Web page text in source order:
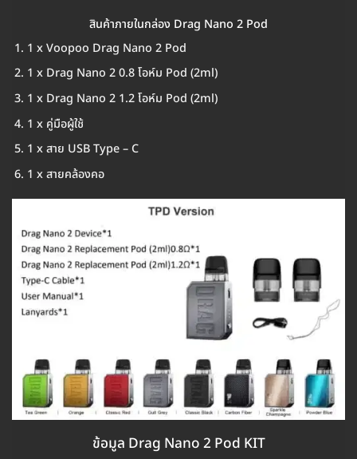
สินค้าภายในกล่อง Drag Nano 2 Pod
1 x Voopoo Drag Nano 2 Pod
1 x Drag Nano 2 0.8 โอห์ม Pod (2ml)
1 x Drag Nano 2 1.2 โอห์ม Pod (2ml)
1 x คู่มือผู้ใช้
1 x สาย USB Type – C
1 x สายคล้องคอ
ข้อมูล Drag Nano 2 Pod KIT